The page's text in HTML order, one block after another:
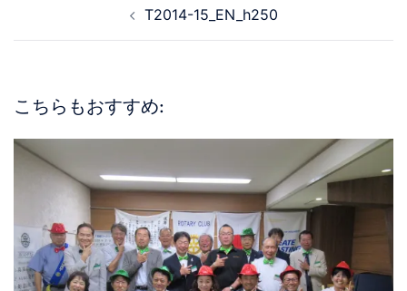
T2014-15_EN_h250
こちらもおすすめ: